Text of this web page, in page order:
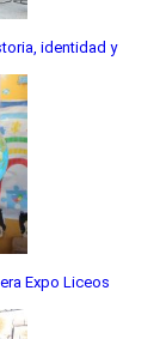
identidad y
Expo Liceos